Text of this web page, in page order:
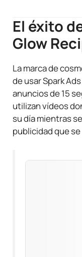
El éxito
Glow
La marca de
de usar Spark
anuncios de 15
utilizan vídeos
su día mientras
publicidad que